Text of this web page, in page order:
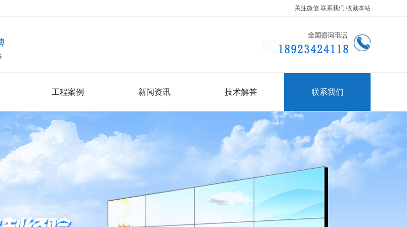
关注微信 联系我们 收藏本站
工程案例 新闻资讯 技术解答 联系我们